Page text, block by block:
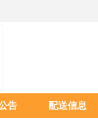
告 配送信息